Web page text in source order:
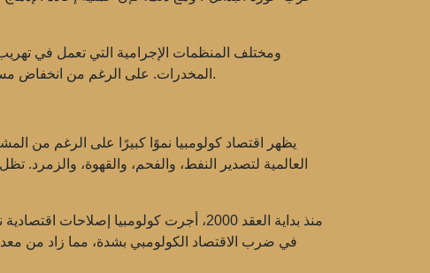
المخدرات. على الرغم من انخفاض مستوى العنف مقارنة بالعقود السابقة، فإن الصراعات في المناطق الريفية والهجمات على المدنيين لا تزال تمثل مشكلة.
يظهر اقتصاد كولومبيا نموًا كبيرًا على الرغم من
العالمية لتصدير النفط، والفحم، والقهوة،
منذ بداية العقد 2000، أجرت كولومبيا